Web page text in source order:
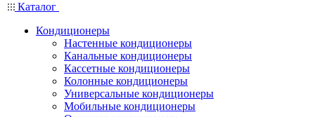
Каталог
Кондиционеры
Настенные кондиционеры
Канальные кондиционеры
Кассетные кондиционеры
Колонные кондиционеры
Универсальные кондиционеры
Мобильные кондиционеры